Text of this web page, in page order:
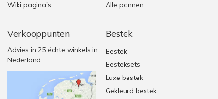
Wiki pagina's
Verkooppunten
Advies in 25 échte winkels in
Nederland.
Alle pannen
Bestek
Bestek
Besteksets
Luxe bestek
Gekleurd bestek